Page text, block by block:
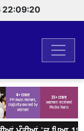
22:09:21